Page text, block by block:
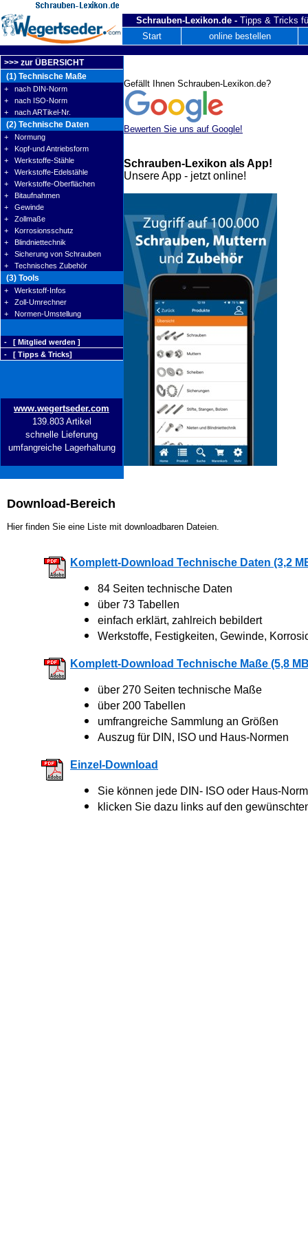
Schrauben-Lexikon.de - Tipps & Tricks
Start
online bestellen
>>> zur ÜBERSICHT
(1) Technische Maße
+ nach DIN-Norm
+ nach ISO-Norm
+ nach ARTikel-Nr.
(2) Technische Daten
+ Normung
+ Kopf-und Antriebsform
+ Werkstoffe-Stähle
+ Werkstoffe-Edelstähle
+ Werkstoffe-Oberflächen
+ Bitaufnahmen
+ Gewinde
+ Zollmaße
+ Korrosionsschutz
+ Blindniettechnik
+ Sicherung von Schrauben
+ Technisches Zubehör
(3) Tools
+ Werkstoff-Infos
+ Zoll-Umrechner
+ Normen-Umstellung
- [ Mitglied werden ]
- [ Tipps & Tricks]
www.wegertseder.com
139.803 Artikel
schnelle Lieferung
umfangreiche Lagerhaltung
Download-Bereich
Hier finden Sie eine Liste mit downloadbaren Dateien.
Komplett-Download Technische Daten (3,2
84 Seiten technische Daten
über 73 Tabellen
einfach erklärt, zahlreich bebildert
Werkstoffe, Festigkeiten, Gewinde,
Komplett-Download Technische Maße (5,8
über 270 Seiten technische Maße
über 200 Tabellen
umfrangreiche Sammlung an Größen
Auszug für DIN, ISO und Haus-Normen
Einzel-Download
Sie können jede DIN- ISO oder Haus-
klicken Sie dazu links auf den
Gefällt Ihnen Schrauben-Lexikon.de?
Bewerten Sie uns auf Google!
Schrauben-Lexikon als App!
Unsere App - jetzt online!